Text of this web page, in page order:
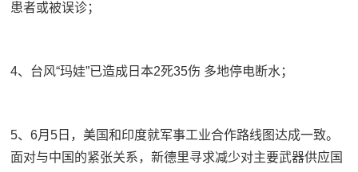
患者或被误诊；
4、台风“玛娃”已造成日本2死35伤 多地停电断水；
5、6月5日，美国和印度就军事工业合作路线图达成一致。
面对与中国的紧张关系，新德里寻求减少对主要武器供应国